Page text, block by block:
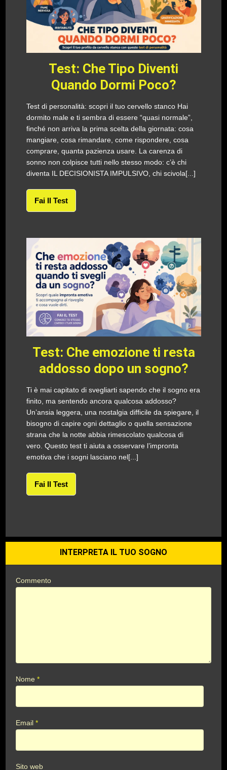
Test: Che Tipo Diventi
Quando Dormi Poco?
Test di personalità: scopri il tuo cervello stanco Hai
dormito male e ti sembra di essere “quasi normale”,
finché non arriva la prima scelta della giornata: cosa
mangiare, cosa rimandare, come rispondere, cosa
comprare, quanta pazienza usare. La carenza di
sonno non colpisce tutti nello stesso modo: c’è chi
diventa IL DECISIONISTA IMPULSIVO, chi scivola[...]
Fai Il Test
Test: Che emozione ti resta
addosso dopo un sogno?
Ti è mai capitato di svegliarti sapendo che il sogno era
finito, ma sentendo ancora qualcosa addosso?
Un’ansia leggera, una nostalgia difficile da spiegare, il
bisogno di capire ogni dettaglio o quella sensazione
strana che la notte abbia rimescolato qualcosa di
vero. Questo test ti aiuta a osservare l’impronta
emotiva che i sogni lasciano nel[...]
Fai Il Test
INTERPRETA IL TUO SOGNO
Commento
Nome*
Email*
Sito web